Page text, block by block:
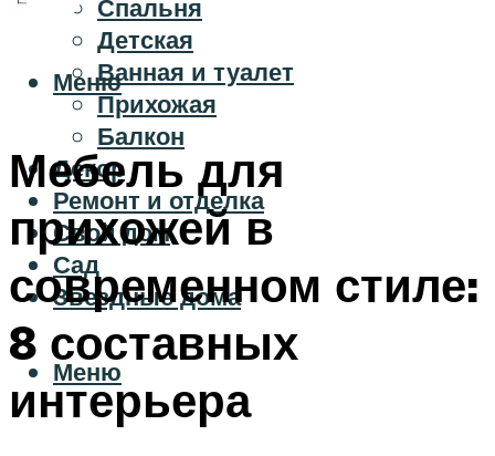
Спальня
Детская
Ванная и туалет
Прихожая
Балкон
Декор
Ремонт и отделка
Свой дом
Сад
Звездные дома
Меню
Меню
Мебель для
прихожей в
современном стиле:
8 составных
интерьера